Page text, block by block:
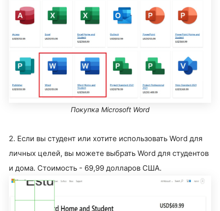
Покупка Microsoft Word
2. Если вы студент или хотите использовать Word для
личных целей, вы можете выбрать Word для студентов
и дома. Стоимость - 69,99 долларов США.